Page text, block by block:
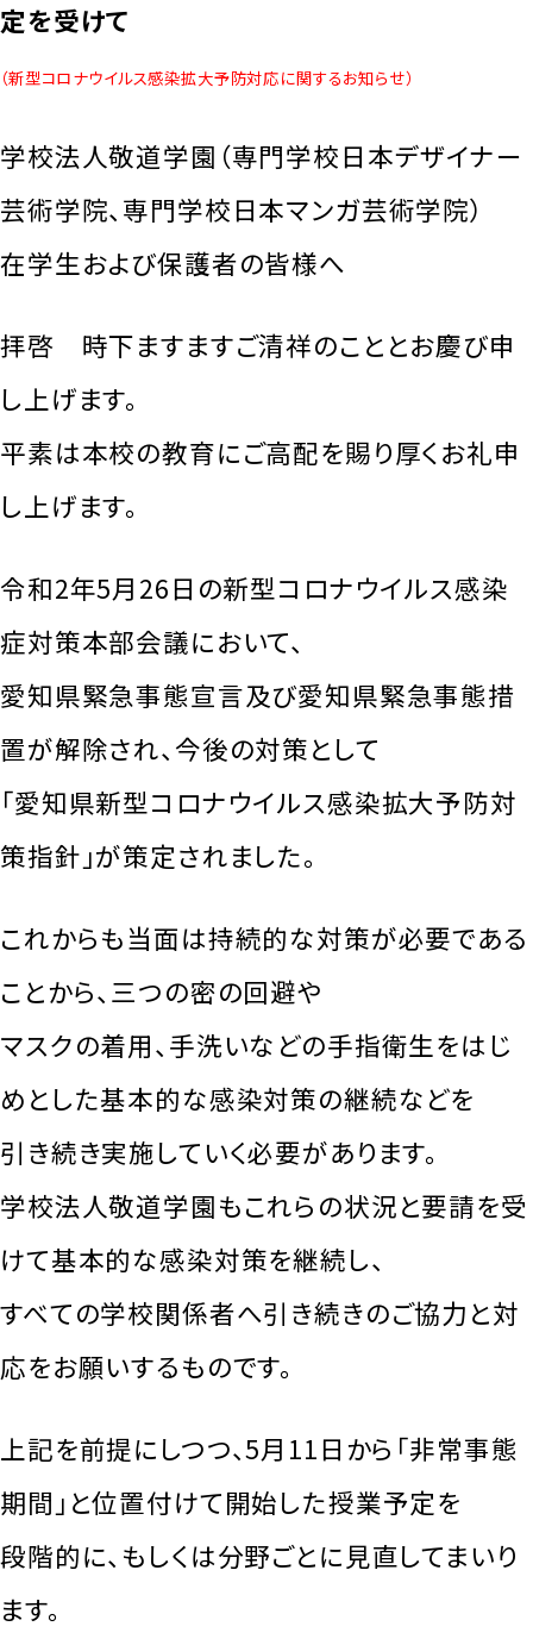
定を受けて
（新型コロナウイルス感染拡大予防対応に関するお知らせ）
学校法人敬道学園（専門学校日本デザイナー
芸術学院、専門学校日本マンガ芸術学院）
在学生および保護者の皆様へ
拝啓 時下ますますご清祥のこととお慶び申
し上げます。
平素は本校の教育にご高配を賜り厚くお礼申
し上げます。
令和2年5月26日の新型コロナウイルス感染
症対策本部会議において、
愛知県緊急事態宣言及び愛知県緊急事態措
置が解除され、今後の対策として
「愛知県新型コロナウイルス感染拡大予防対
策指針」が策定されました。
これからも当面は持続的な対策が必要である
ことから、三つの密の回避や
マスクの着用、手洗いなどの手指衛生をはじ
めとした基本的な感染対策の継続などを
引き続き実施していく必要があります。
学校法人敬道学園もこれらの状況と要請を受
けて基本的な感染対策を継続し、
すべての学校関係者へ引き続きのご協力と対
応をお願いするものです。
上記を前提にしつつ、5月11日から「非常事態
期間」と位置付けて開始した授業予定を
段階的に、もしくは分野ごとに見直してまいり
ます。